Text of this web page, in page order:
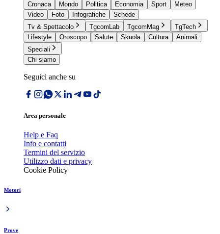
Cronaca
Mondo Politica Economia Sport
Meteo
Video
Foto Infografiche
Schede
Tv & Spettacolo
TgcomLab TgcomMag
TgTech
Lifestyle
Oroscopo Salute Skuola Cultura
Animali
Speciali
Chi siamo
Seguici anche su
Area personale
Help e Faq
Info e contatti
Termini del servizio
Utilizzo dati e privacy
Cookie Policy
Motori
Prove